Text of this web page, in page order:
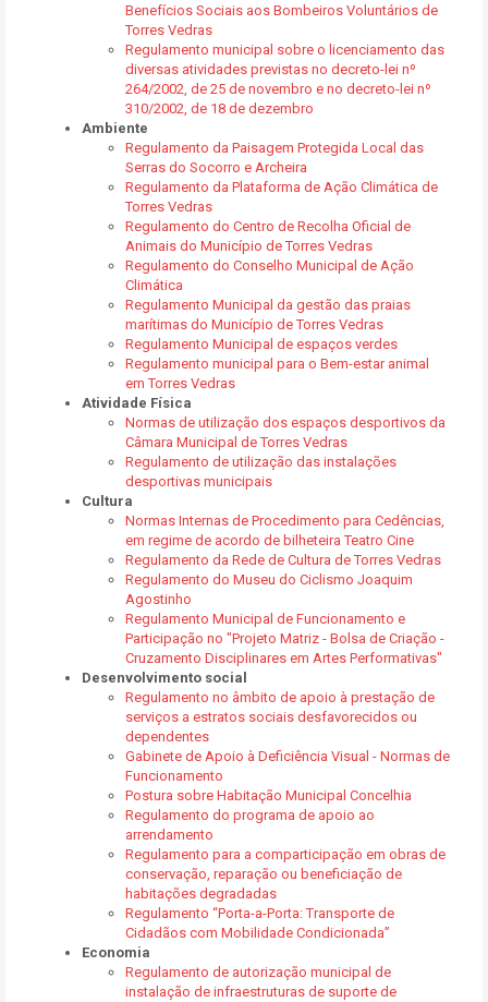
Benefícios Sociais aos Bombeiros Voluntários de
Torres Vedras
Regulamento municipal sobre o licenciamento das
diversas atividades previstas no decreto-lei nº
264/2002, de 25 de novembro e no decreto-lei nº
310/2002, de 18 de dezembro
Ambiente
Regulamento da Paisagem Protegida Local das
Serras do Socorro e Archeira
Regulamento da Plataforma de Ação Climática de
Torres Vedras
Regulamento do Centro de Recolha Oficial de
Animais do Município de Torres Vedras
Regulamento do Conselho Municipal de Ação
Climática
Regulamento Municipal da gestão das praias
marítimas do Município de Torres Vedras
Regulamento Municipal de espaços verdes
Regulamento municipal para o Bem-estar animal
em Torres Vedras
Atividade Física
Normas de utilização dos espaços desportivos da
Câmara Municipal de Torres Vedras
Regulamento de utilização das instalações
desportivas municipais
Cultura
Normas Internas de Procedimento para Cedências,
em regime de acordo de bilheteira Teatro Cine
Regulamento da Rede de Cultura de Torres Vedras
Regulamento do Museu do Ciclismo Joaquim
Agostinho
Regulamento Municipal de Funcionamento e
Participação no "Projeto Matriz - Bolsa de Criação -
Cruzamento Disciplinares em Artes Performativas"
Desenvolvimento social
Regulamento no âmbito de apoio à prestação de
serviços a estratos sociais desfavorecidos ou
dependentes
Gabinete de Apoio à Deficiência Visual - Normas de
Funcionamento
Postura sobre Habitação Municipal Concelhia
Regulamento do programa de apoio ao
arrendamento
Regulamento para a comparticipação em obras de
conservação, reparação ou beneficiação de
habitações degradadas
Regulamento “Porta-a-Porta: Transporte de
Cidadãos com Mobilidade Condicionada”
Economia
Regulamento de autorização municipal de
instalação de infraestruturas de suporte de